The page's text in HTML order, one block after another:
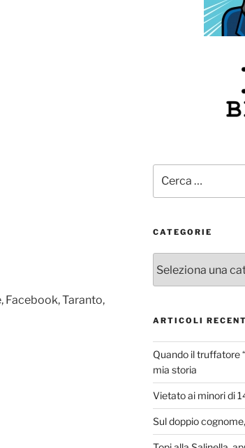
Facebook, Taranto,
CATEGORIE
ARTICOLI
Quando il truffatore
mia storia
Vietato ai minori di
Sul doppio